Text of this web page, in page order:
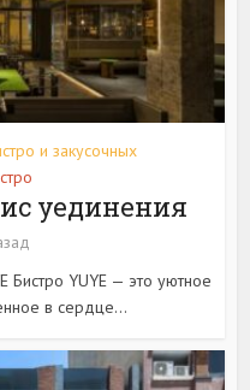
и закусочных
уединения
Бистро YUYE — это уютное
в сердце...